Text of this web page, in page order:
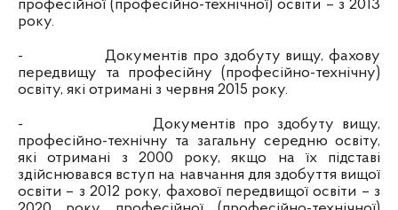
професійної (професійно-технічної) освіти – з 2013
року.
-
Документів про здобуту вищу, фахову
передвищу та професійну (професійно-технічну)
освіту, які отримані з червня 2015 року.
-
Документів про здобуту вищу,
професійно-технічну та загальну середню освіту,
які отримані з 2000 року, якщо на їх підставі
здійснювався вступ на навчання для здобуття вищої
освіти – з 2012 року, фахової передвищої освіти – з